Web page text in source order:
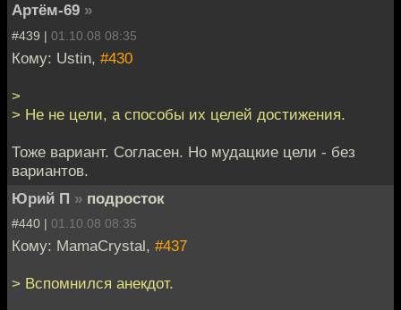
Артём-69 »
#439 | 01.10.08 08:35
Кому: Ustin, #430
>
> Не не цели, а способы их целей достижения.
Тоже вариант. Согласен. Но мудацкие цели - без
вариантов.
Юрий П » подросток
#440 | 01.10.08 08:35
Кому: MamaCrystal, #437
> Вспомнился анекдот.